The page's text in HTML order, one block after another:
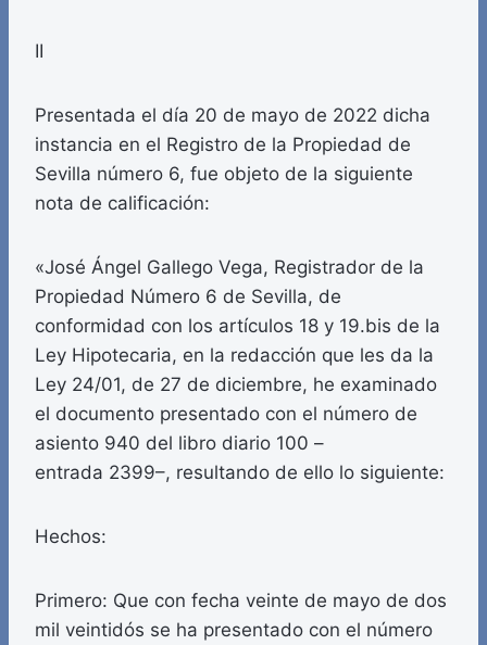
II
Presentada el día 20 de mayo de 2022 dicha
instancia en el Registro de la Propiedad de
Sevilla número 6, fue objeto de la siguiente
nota de calificación:
«José Ángel Gallego Vega, Registrador de la
Propiedad Número 6 de Sevilla, de
conformidad con los artículos 18 y 19.bis de la
Ley Hipotecaria, en la redacción que les da la
Ley 24/01, de 27 de diciembre, he examinado
el documento presentado con el número de
asiento 940 del libro diario 100 –
entrada 2399–, resultando de ello lo siguiente:
Hechos:
Primero: Que con fecha veinte de mayo de dos
mil veintidós se ha presentado con el número